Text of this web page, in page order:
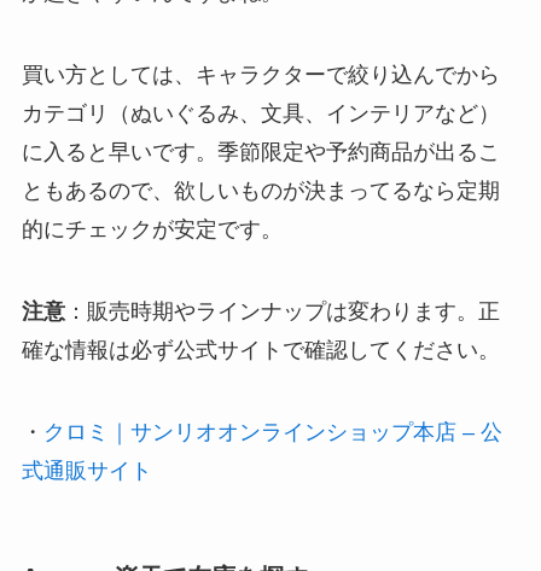
買い方としては、キャラクターで絞り込んでから
カテゴリ（ぬいぐるみ、文具、インテリアなど）
に入ると早いです。季節限定や予約商品が出るこ
ともあるので、欲しいものが決まってるなら定期
的にチェックが安定です。
注意：販売時期やラインナップは変わります。正
確な情報は必ず公式サイトで確認してください。
・ クロミ｜サンリオオンラインショップ本店 – 公
式通販サイト